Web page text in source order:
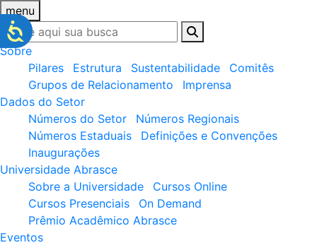
menu
Sobre
Pilares
Estrutura Sustentabilidade
Comitês
Grupos de Relacionamento
Imprensa
Dados do Setor
Números do Setor
Números Regionais
Números Estaduais
Definições e Convenções
Inaugurações
Universidade Abrasce
Sobre a Universidade
Cursos Online
Cursos Presenciais
On Demand
Prêmio Acadêmico Abrasce
Eventos